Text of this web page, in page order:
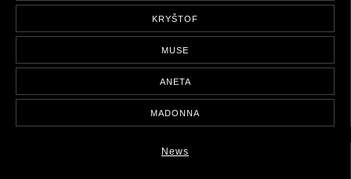
KRYŠTOF
MUSE
ANETA
MADONNA
News